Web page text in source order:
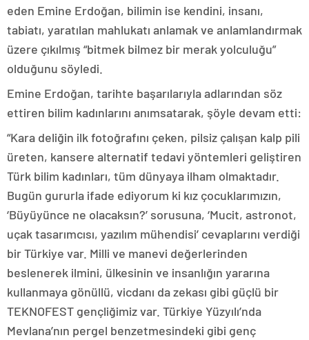
eden Emine Erdoğan, bilimin ise kendini, insanı,
tabiatı, yaratılan mahlukatı anlamak ve anlamlandırmak
üzere çıkılmış “bitmek bilmez bir merak yolculuğu”
olduğunu söyledi.
Emine Erdoğan, tarihte başarılarıyla adlarından söz
ettiren bilim kadınlarını anımsatarak, şöyle devam etti:
“Kara deliğin ilk fotoğrafını çeken, pilsiz çalışan kalp pili
üreten, kansere alternatif tedavi yöntemleri geliştiren
Türk bilim kadınları, tüm dünyaya ilham olmaktadır.
Bugün gururla ifade ediyorum ki kız çocuklarımızın,
‘Büyüyünce ne olacaksın?’ sorusuna, ‘Mucit, astronot,
uçak tasarımcısı, yazılım mühendisi’ cevaplarını verdiği
bir Türkiye var. Milli ve manevi değerlerinden
beslenerek ilmini, ülkesinin ve insanlığın yararına
kullanmaya gönüllü, vicdanı da zekası gibi güçlü bir
TEKNOFEST gençliğimiz var. Türkiye Yüzyılı’nda
Mevlana’nın pergel benzetmesindeki gibi genç